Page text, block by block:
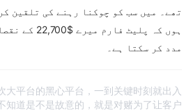
تھے۔ میں سب کو چوکنا رہنے کی تلقین
ہوں کہ پلیٹ
مدد کر سکتا ہے۔
平台的黑心平台，一到关键时刻就出入
知道是不是故意的，就是对赌为了让客户